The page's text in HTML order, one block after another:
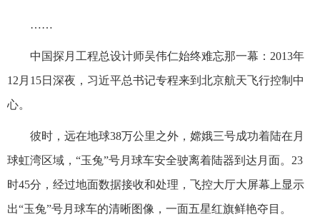
……
中国探月工程总设计师吴伟仁始终难忘那一幕：2013年
12月15日深夜，习近平总书记专程来到北京航天飞行控制中
心。
彼时，远在地球38万公里之外，嫦娥三号成功着陆在月
球虹湾区域，“玉兔”号月球车安全驶离着陆器到达月面。23
时45分，经过地面数据接收和处理，飞控大厅大屏幕上显示
出“玉兔”号月球车的清晰图像，一面五星红旗鲜艳夺目。